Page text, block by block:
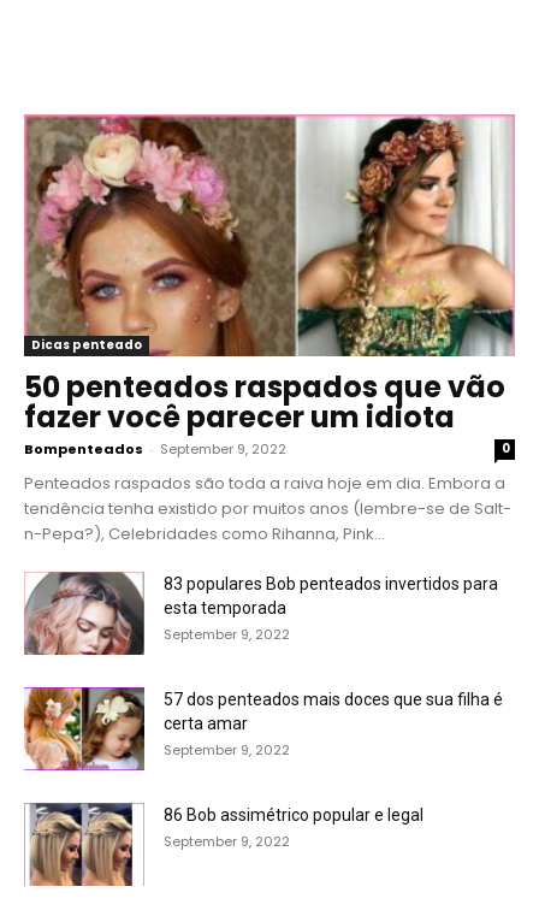
Dicas penteado
50 penteados raspados que vão
fazer você parecer um idiota
Bompenteados - September 9, 2022 0
Penteados raspados são toda a raiva hoje em dia. Embora a
tendência tenha existido por muitos anos (lembre-se de Salt-
n-Pepa?), Celebridades como Rihanna, Pink...
83 populares Bob penteados invertidos para
esta temporada
September 9, 2022
57 dos penteados mais doces que sua filha é
certa amar
September 9, 2022
86 Bob assimétrico popular e legal
September 9, 2022